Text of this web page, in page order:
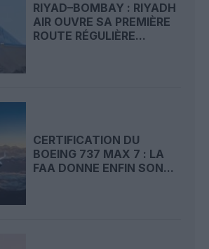
RIYAD–BOMBAY : RIYADH
AIR OUVRE SA PREMIÈRE
ROUTE RÉGULIÈRE...
CERTIFICATION DU
BOEING 737 MAX 7 : LA
FAA DONNE ENFIN SON...